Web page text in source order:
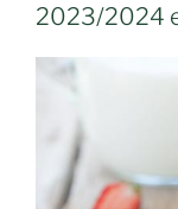
2023/2024